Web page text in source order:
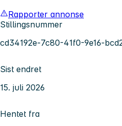
Rapporter annonse
Stillingsnummer
cd34192e-7c80-41f0-9e16-
Sist endret
15. juli 2026
Hentet fra